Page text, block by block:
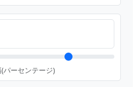
パーセンテージ)